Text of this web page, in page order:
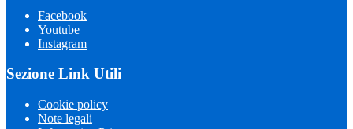
Facebook
Youtube
Instagram
Sezione Link Utili
Cookie policy
Note legali